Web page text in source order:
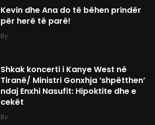
Kevin dhe Ana do të bëhen prindër
për herë të parë!
By
Shkak koncerti i Kanye West në
Tiranë/ Ministri Gonxhja ‘shpëtthen’
ndaj Enxhi Nasufit: Hipoktite dhe e
cekët
By